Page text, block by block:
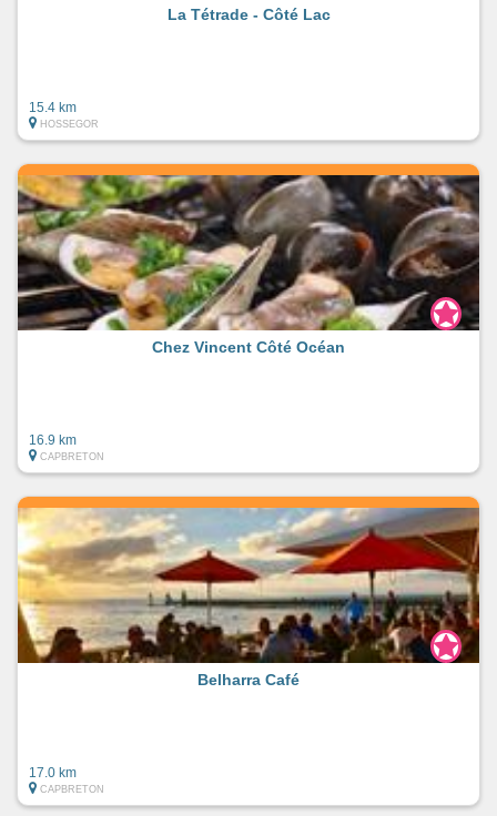
La Tétrade - Côté Lac
15.4 km
HOSSEGOR
Chez Vincent Côté Océan
16.9 km
CAPBRETON
Belharra Café
17.0 km
CAPBRETON